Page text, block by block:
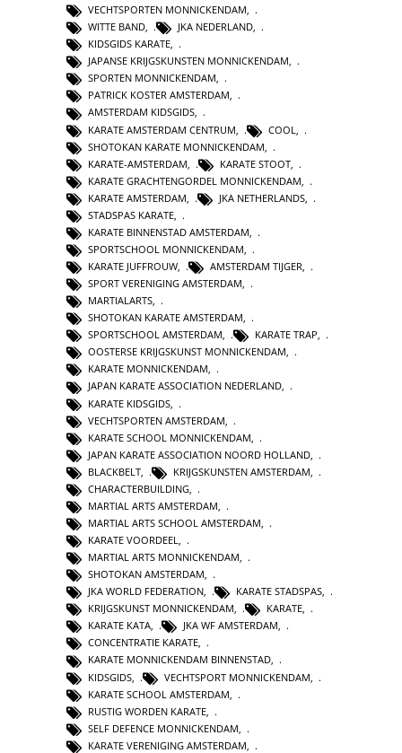
VECHTSPORTEN MONNICKENDAM,
WITTE BAND, JKA NEDERLAND,
KIDSGIDS KARATE,
JAPANSE KRIJGSKUNSTEN MONNICKENDAM,
SPORTEN MONNICKENDAM,
PATRICK KOSTER AMSTERDAM,
AMSTERDAM KIDSGIDS,
KARATE AMSTERDAM CENTRUM
COOL
SHOTOKAN KARATE MONNICKENDAM
KARATE-AMSTERDAM
KARATE STOOT
KARATE GRACHTENGORDEL MONNICKENDAM
KARATE AMSTERDAM
JKA NETHERLANDS
STADSPAS KARATE
KARATE BINNENSTAD AMSTERDAM
SPORTSCHOOL MONNICKENDAM
KARATE JUFFROUW, AMSTERDAM TIJGER,
SPORT VERENIGING AMSTERDAM,
MARTIALARTS,
SHOTOKAN KARATE AMSTERDAM,
SPORTSCHOOL AMSTERDAM, KARATE TRAP,
OOSTERSE KRIJGSKUNST MONNICKENDAM,
KARATE MONNICKENDAM,
JAPAN KARATE ASSOCIATION NEDERLAND,
KARATE KIDSGIDS
VECHTSPORTEN AMSTERDAM
KARATE SCHOOL MONNICKENDAM
JAPAN KARATE ASSOCIATION NOORD HOLLAND
BLACKBELT
KRIJGSKUNSTEN AMSTERDAM
CHARACTERBUILDING
MARTIAL ARTS AMSTERDAM
MARTIAL ARTS SCHOOL AMSTERDAM
KARATE VOORDEEL,
MARTIAL ARTS MONNICKENDAM,
SHOTOKAN AMSTERDAM,
JKA WORLD FEDERATION, KARATE STADSPAS,
KRIJGSKUNST MONNICKENDAM, KARATE,
KARATE KATA, JKA WF AMSTERDAM,
CONCENTRATIE KARATE,
KARATE MONNICKENDAM BINNENSTAD,
KIDSGIDS
VECHTSPORT MONNICKENDAM
KARATE SCHOOL AMSTERDAM
RUSTIG WORDEN KARATE
SELF DEFENCE MONNICKENDAM
KARATE VERENIGING AMSTERDAM